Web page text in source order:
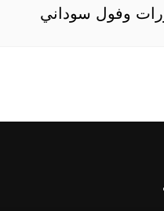
وفول سوداني